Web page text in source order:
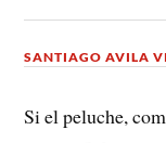
SANTIAGO AVILA
Si el peluche,